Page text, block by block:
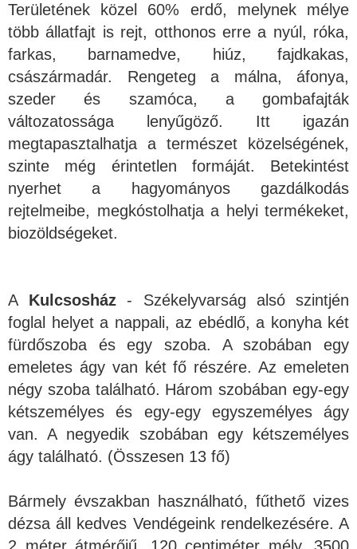
Területének közel 60% erdő, melynek mélye
több állatfajt is rejt, otthonos erre a nyúl, róka,
farkas, barnamedve, hiúz, fajdkakas,
császármadár. Rengeteg a málna, áfonya,
szeder és szamóca, a gombafajták
változatossága lenyűgöző. Itt igazán
megtapasztalhatja a természet közelségének,
szinte még érintetlen formáját. Betekintést
nyerhet a hagyományos gazdálkodás
rejtelmeibe, megkóstolhatja a helyi termékeket,
biozöldségeket.
A Kulcsosház - Székelyvarság alsó szintjén
foglal helyet a nappali, az ebédlő, a konyha két
fürdőszoba és egy szoba. A szobában egy
emeletes ágy van két fő részére. Az emeleten
négy szoba található. Három szobában egy-egy
kétszemélyes és egy-egy egyszemélyes ágy
van. A negyedik szobában egy kétszemélyes
ágy található. (Összesen 13 fő)
Bármely évszakban használható, fűthető vizes
dézsa áll kedves Vendégeink rendelkezésére. A